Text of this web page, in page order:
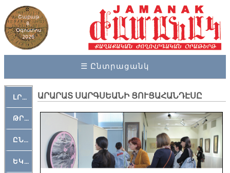
Շաբաթ
8,
Օգոստոս
2026
☰ Ընտրացանկ
ԼՐԱՀՈՍ
ԹՐՔԱՀԱՅ ԿԵԱՆՔ
ԸՆԿԵՐԱՄՇԱԿՈՒԹԱՅԻՆ
ԵԿԵՂԵՑԱԿԱՆ
ԱՐԱՐԱՏ ՍԱՐԳՍԵԱՆԻ ՑՈՒՑԱՀԱՆԴԷՍԸ